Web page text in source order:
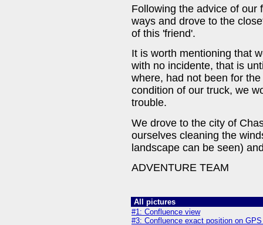
Following the advice of our
ways and drove to the
of this 'friend'.
It is worth mentioning that
with no incidente, that is
where, had not been for
condition of our truck, we
trouble.
We drove to the city of
ourselves cleaning the
landscape can be seen)
ADVENTURE TEAM
All pictures
#1: Confluence view
#3: Confluence exact position on